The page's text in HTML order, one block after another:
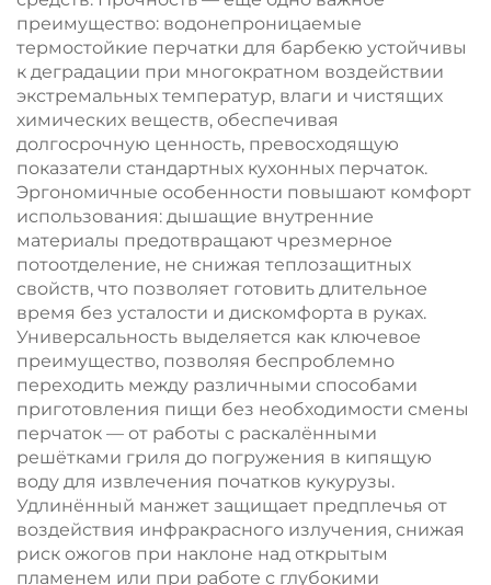
преимущество: водонепроницаемые
термостойкие перчатки для барбекю устойчивы
к деградации при многократном воздействии
экстремальных температур, влаги и чистящих
химических веществ, обеспечивая
долгосрочную ценность, превосходящую
показатели стандартных кухонных перчаток.
Эргономичные особенности повышают комфорт
использования: дышащие внутренние
материалы предотвращают чрезмерное
потоотделение, не снижая теплозащитных
свойств, что позволяет готовить длительное
время без усталости и дискомфорта в руках.
Универсальность выделяется как ключевое
преимущество, позволяя беспроблемно
переходить между различными способами
приготовления пищи без необходимости смены
перчаток — от работы с раскалёнными
решётками гриля до погружения в кипящую
воду для извлечения початков кукурузы.
Удлинённый манжет защищает предплечья от
воздействия инфракрасного излучения, снижая
риск ожогов при наклоне над открытым
пламенем или при работе с глубокими